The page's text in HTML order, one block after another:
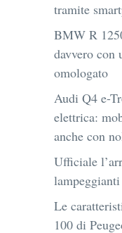
tramite
BMW R
davvero con
omologato
Audi Q4 e-
elettrica:
anche con
Ufficiale
Le
100 di